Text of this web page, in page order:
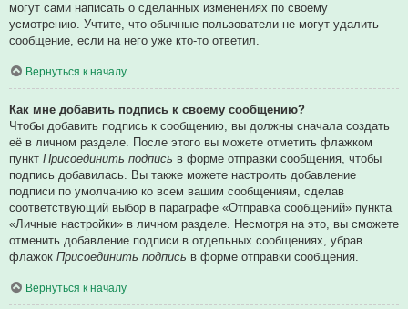
могут сами написать о сделанных изменениях по своему
усмотрению. Учтите, что обычные пользователи не могут удалить
сообщение, если на него уже кто-то ответил.
Вернуться к началу
Как мне добавить подпись к своему сообщению?
Чтобы добавить подпись к сообщению, вы должны сначала создать
её в личном разделе. После этого вы можете отметить флажком
пункт Присоединить подпись в форме отправки сообщения, чтобы
подпись добавилась. Вы также можете настроить добавление
подписи по умолчанию ко всем вашим сообщениям, сделав
соответствующий выбор в параграфе «Отправка сообщений» пункта
«Личные настройки» в личном разделе. Несмотря на это, вы сможете
отменить добавление подписи в отдельных сообщениях, убрав
флажок Присоединить подпись в форме отправки сообщения.
Вернуться к началу